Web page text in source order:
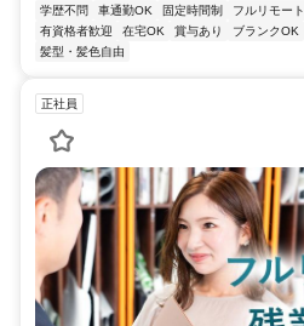
学歴不問 車通勤OK 固定時間制 フルリモート
有資格者歓迎
在宅OK 賞与あり ブランクOK
髪型・髪色自由
正社員